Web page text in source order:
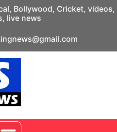
Bollywood, Cricket, videos,
live news